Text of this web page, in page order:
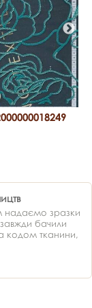
зразки
бачили
кодом тканини,